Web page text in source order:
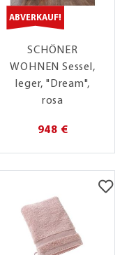
ABVERKAUF!
SCHÖNER
WOHNEN Sessel,
leger, "Dream",
rosa
948 €